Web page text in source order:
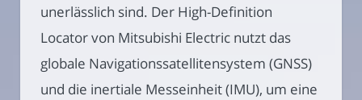
unerlässlich sind. Der High-Definition
Locator von Mitsubishi Electric nutzt das
globale Navigationssatellitensystem (GNSS)
und die inertiale Messeinheit (IMU), um eine